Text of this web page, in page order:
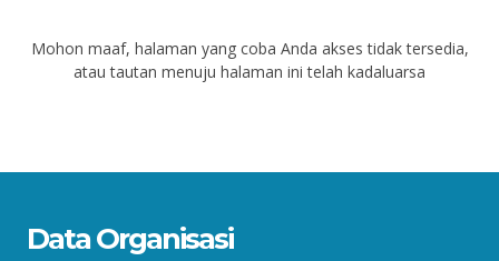
Mohon maaf, halaman yang coba Anda akses tidak tersedia,
atau tautan menuju halaman ini telah kadaluarsa
Data Organisasi